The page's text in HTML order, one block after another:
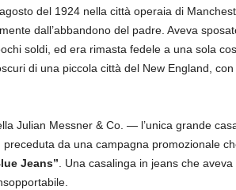
del 1924 nella città operaia di
dall’abbandono del padre. Aveva
soldi, ed era rimasta fedele a una sola
di una piccola città del New England,
Julian Messner & Co. — l’unica grande
da una campagna promozionale
Jeans” . Una casalinga in jeans che